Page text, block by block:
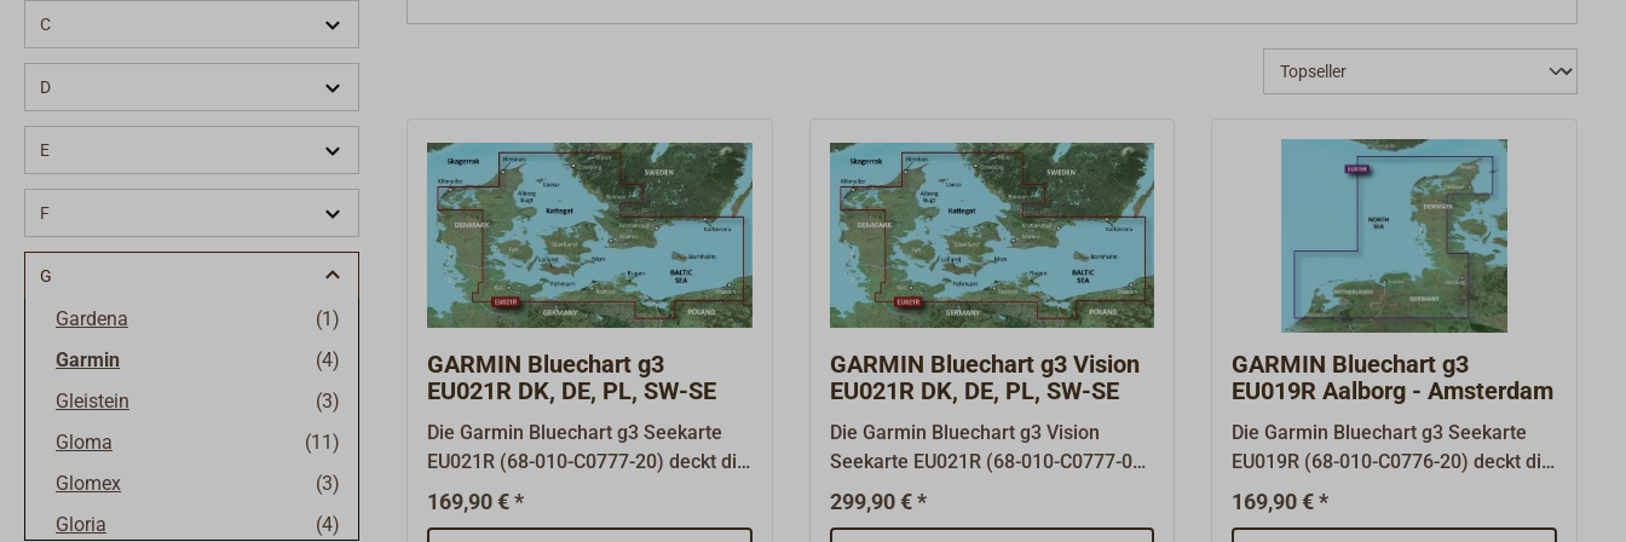
C
D
E
F
G
(1)
Gardena
(4)
Garmin
(3)
Gleistein
(11)
Gloma
(3)
Glomex
(4)
Gloria
GARMIN Bluechart g3
EU021R DK, DE, PL, SW-SE
Die Garmin Bluechart g3 Seekarte
EU021R (68-010-C0777-20) deckt die
dänische Ostsee einschließlich des
Limfjords, die polnische Ostsee und
169,90 € *
GARMIN Bluechart g3 Vision
EU021R DK, DE, PL, SW-SE
Die Garmin Bluechart g3 Vision
Seekarte EU021R (68-010-C0777-00)
deckt die dänische Ostsee
einschließlich des Limfjords, die
299,90 € *
GARMIN Bluechart g3
EU019R Aalborg - Amsterdam
Die Garmin Bluechart g3 Seekarte
EU019R (68-010-C0776-20) deckt die
Nordsee von Aalborg bis Amsterdam
ab. Die Garmin Seekarte ist auf einer
169,90 € *